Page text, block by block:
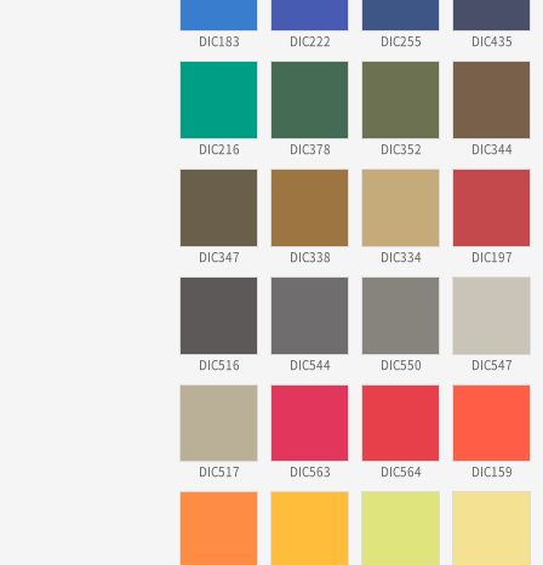
DIC183 DIC222 DIC255 DIC435
DIC216 DIC378 DIC352 DIC344
DIC347 DIC338 DIC334 DIC197
DIC516 DIC544 DIC550 DIC547
DIC517 DIC563 DIC564 DIC159